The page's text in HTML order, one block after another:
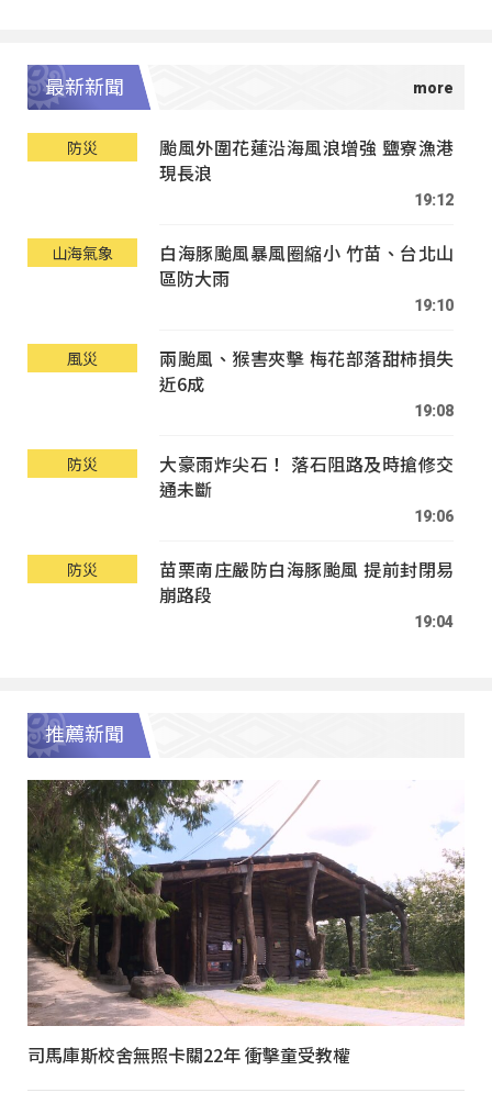
最新新聞
防災
颱風外圍花蓮沿海風浪增強 鹽寮漁港
現長浪
19:12
山海氣象
白海豚颱風暴風圈縮小 竹苗、台北山
區防大雨
19:10
風災
兩颱風、猴害夾擊 梅花部落甜柿損失
近6成
19:08
防災
大豪雨炸尖石！ 落石阻路及時搶修交
通未斷
19:06
防災
苗栗南庄嚴防白海豚颱風 提前封閉易
崩路段
19:04
推薦新聞
司馬庫斯校舍無照卡關22年 衝擊童受教權